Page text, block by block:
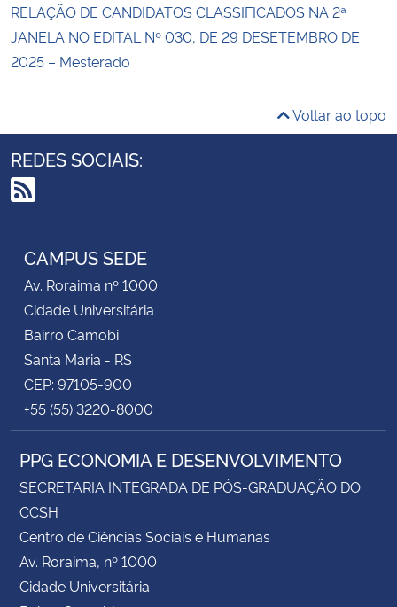
RELAÇÃO DE CANDIDATOS CLASSIFICADOS NA 2ª
JANELA NO EDITAL Nº 030, DE 29 DESETEMBRO DE
2025 – Mesterado
Voltar ao topo
REDES SOCIAIS:
RSS
CAMPUS SEDE
Av. Roraima nº 1000
Cidade Universitária
Bairro Camobi
Santa Maria - RS
CEP: 97105-900
+55 (55) 3220-8000
PPG ECONOMIA E DESENVOLVIMENTO
SECRETARIA INTEGRADA DE PÓS-GRADUAÇÃO DO
CCSH
Centro de Ciências Sociais e Humanas
Av. Roraima, nº 1000
Cidade Universitária